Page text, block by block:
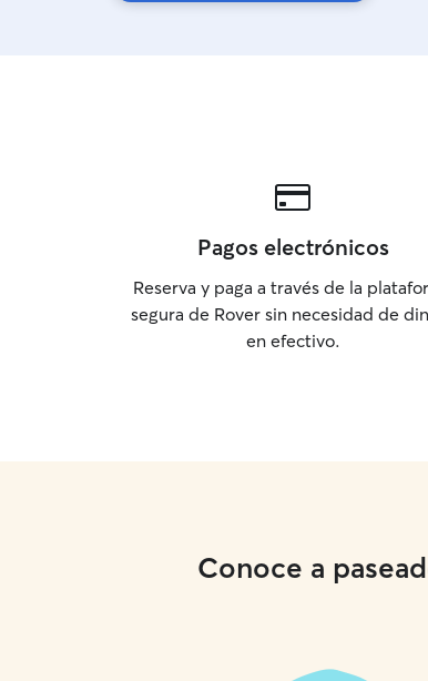
Pagos electrónicos
Reserva y paga a través de la
segura de Rover sin necesidad de
en efectivo.
Conoce a